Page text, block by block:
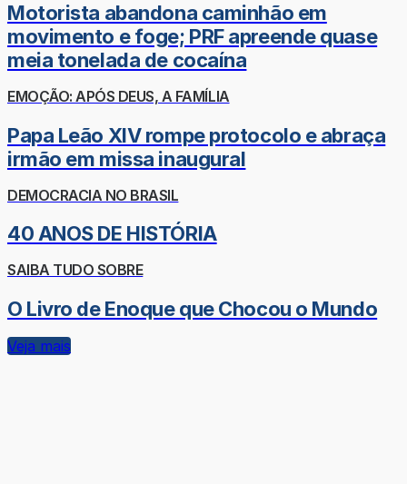
Motorista abandona caminhão em
movimento e foge; PRF apreende quase
meia tonelada de cocaína
EMOÇÃO: APÓS DEUS, A FAMÍLIA
Papa Leão XIV rompe protocolo e abraça
irmão em missa inaugural
DEMOCRACIA NO BRASIL
40 ANOS DE HISTÓRIA
SAIBA TUDO SOBRE
O Livro de Enoque que Chocou o Mundo
Veja mais